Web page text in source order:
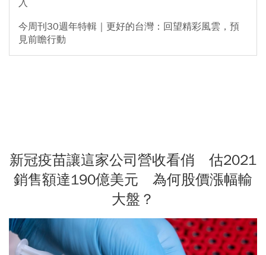
入
今周刊30週年特輯｜更好的台灣：回望精彩風雲，預
見前瞻行動
新冠疫苗讓這家公司營收看俏 估2021
銷售額達190億美元 為何股價漲幅輸
大盤？